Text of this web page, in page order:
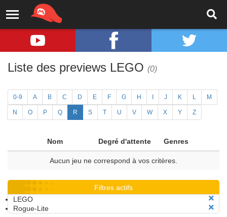
Liste des previews LEGO (0)
0-9 A B C D E F G H J K L M
N O P Q R S T U V W X Y Z
Nom Degré d'attente Genres
Aucun jeu ne correspond à vos critères.
Filtres actifs
LEGO
Rogue-Lite